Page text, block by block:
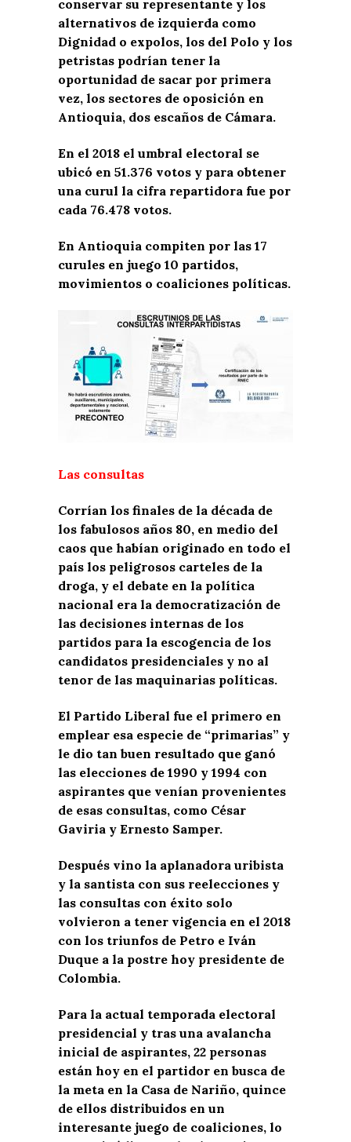
conservar su representante y los
alternativos de izquierda como
Dignidad o expolos, los del Polo y los
petristas podrían tener la
oportunidad de sacar por primera
vez, los sectores de oposición en
Antioquia, dos escaños de Cámara.
En el 2018 el umbral electoral se
ubicó en 51.376 votos y para obtener
una curul la cifra repartidora fue por
cada 76.478 votos.
En Antioquia compiten por las 17
curules en juego 10 partidos,
movimientos o coaliciones políticas.
Las consultas
Corrían los finales de la década de
los fabulosos años 80, en medio del
caos que habían originado en todo el
país los peligrosos carteles de la
droga, y el debate en la política
nacional era la democratización de
las decisiones internas de los
partidos para la escogencia de los
candidatos presidenciales y no al
tenor de las maquinarias políticas.
El Partido Liberal fue el primero en
emplear esa especie de “primarias” y
le dio tan buen resultado que ganó
las elecciones de 1990 y 1994 con
aspirantes que venían provenientes
de esas consultas, como César
Gaviria y Ernesto Samper.
Después vino la aplanadora uribista
y la santista con sus reelecciones y
las consultas con éxito solo
volvieron a tener vigencia en el 2018
con los triunfos de Petro e Iván
Duque a la postre hoy presidente de
Colombia.
Para la actual temporada electoral
presidencial y tras una avalancha
inicial de aspirantes, 22 personas
están hoy en el partidor en busca de
la meta en la Casa de Nariño, quince
de ellos distribuidos en un
interesante juego de coaliciones, lo